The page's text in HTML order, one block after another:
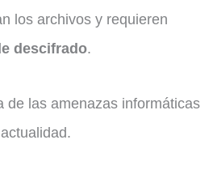
los archivos y requieren
descifrado.
de las amenazas informáticas